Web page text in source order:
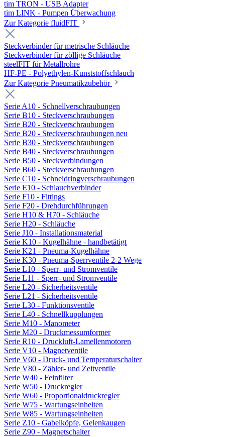
tim TRON - USB Adapter
tim LINK - Pumpen Überwachung
Zur Kategorie fluidFIT
Steckverbinder für metrische Schläuche
Steckverbinder für zöllige Schläuche
steelFIT für Metallrohre
HF-PE - Polyethylen-Kunststoffschlauch
Zur Kategorie Pneumatikzubehör
Serie A10 - Schnellverschraubungen
Serie B10 - Steckverschraubungen
Serie B20 - Steckverschraubungen
Serie B20 - Steckverschraubungen neu
Serie B30 - Steckverschraubungen
Serie B40 - Steckverschraubungen
Serie B50 - Steckverbindungen
Serie B60 - Steckverschraubungen
Serie C10 - Schneidringverschraubungen
Serie E10 - Schlauchverbinder
Serie F10 - Fittings
Serie F20 - Drehdurchführungen
Serie H10 & H70 - Schläuche
Serie H20 - Schläuche
Serie J10 - Installationsmaterial
Serie K10 - Kugelhähne - handbetätigt
Serie K21 - Pneuma-Kugelhähne
Serie K30 - Pneuma-Sperrventile 2-2 Wege
Serie L10 - Sperr- und Stromventile
Serie L11 - Sperr- und Stromventile
Serie L20 - Sicherheitsventile
Serie L21 - Sicherheitsventile
Serie L30 - Funktionsventile
Serie L40 - Schnellkupplungen
Serie M10 - Manometer
Serie M20 - Druckmessumformer
Serie R10 - Druckluft-Lamellenmotoren
Serie V10 - Magnetventile
Serie V60 - Druck- und Temperaturschalter
Serie V80 - Zähler- und Zeitventile
Serie W40 - Feinfilter
Serie W50 - Druckregler
Serie W60 - Proportionaldruckregler
Serie W75 - Wartungseinheiten
Serie W85 - Wartungseinheiten
Serie Z10 - Gabelköpfe, Gelenkaugen
Serie Z90 - Magnetschalter